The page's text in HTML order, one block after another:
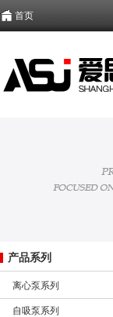
首页
产品系列
离心泵系列
自吸泵系列